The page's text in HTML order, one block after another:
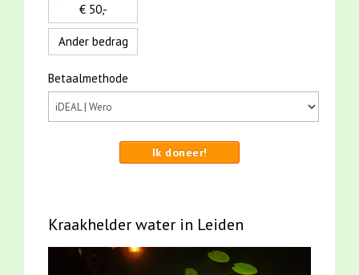
€ 50,-
Ander bedrag
Betaalmethode
Ik doneer!
Kraakhelder water in Leiden